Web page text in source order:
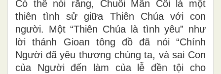
Có thể nói rằng, Chuỗi Mân Côi là một
thiên tình sử giữa Thiên Chúa với con
người. Một “Thiên Chúa là tình yêu” như
lời thánh Gioan tông đồ đã nói “Chính
Người đã yêu thương chúng ta, và sai Con
của Người đến làm của lễ đền tội cho